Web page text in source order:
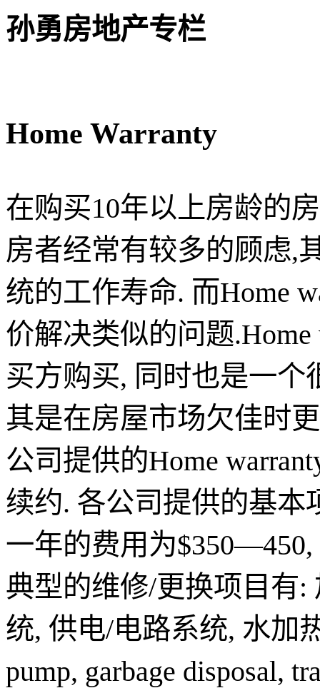
孙勇房地产专栏
Home Warranty
在购买10年以上房龄的
房者经常有较多的顾虑,
统的工作寿命. 而Home
价解决类似的问题
买方购买, 同时也是一
其是在房屋市场欠佳时
公司提供的Home
续约. 各公司提供的基本
一年的费用为$350—450,
典型的维修/更换项目有:
统, 供电/电路系统, 水加
pump, garbage disposal,